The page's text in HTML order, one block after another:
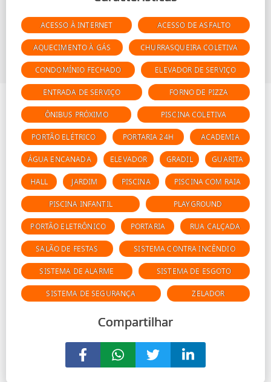
ACESSO À INTERNET ACESSO DE ASFALTO
AQUECIMENTO À GÁS CHURRASQUEIRA COLETIVA
CONDOMÍNIO FECHADO ELEVADOR DE SERVIÇO
ENTRADA DE SERVIÇO FORNO DE PIZZA
ÔNIBUS PRÓXIMO PISCINA COLETIVA
PORTÃO ELÉTRICO PORTARIA 24H ACADEMIA
ÁGUA ENCANADA ELEVADOR GRADIL GUARITA
HALL JARDIM PISCINA PISCINA COM RAIA
PISCINA INFANTIL PLAYGROUND
PORTÃO ELETRÔNICO PORTARIA RUA CALÇADA
SALÃO DE FESTAS SISTEMA CONTRA INCÊNDIO
SISTEMA DE ALARME SISTEMA DE ESGOTO
SISTEMA DE SEGURANÇA ZELADOR
Compartilhar